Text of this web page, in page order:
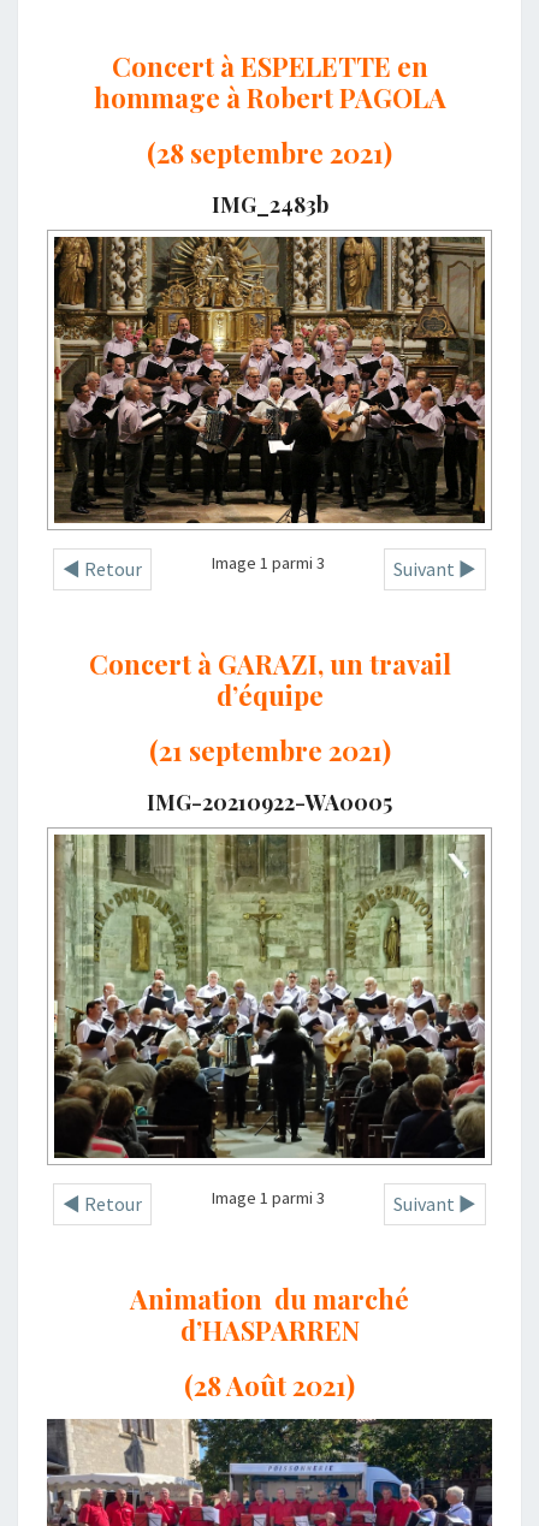
Concert à ESPELETTE en
hommage à Robert PAGOLA
(28 septembre 2021)
IMG_2483b
◄ Retour Suivant ►
Image 1 parmi 3
Concert à GARAZI, un travail
d’équipe
(21 septembre 2021)
IMG-20210922-WA0005
◄ Retour Suivant ►
Image 1 parmi 3
Animation du marché
d’HASPARREN
(28 Août 2021)